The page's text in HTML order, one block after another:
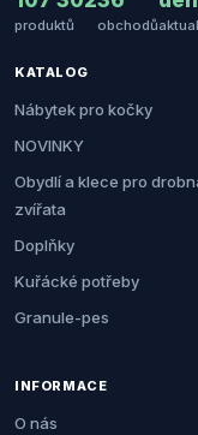
produktů obchodů
KATALOG
Nábytek pro kočky
NOVINKY
Obydlí a klece pro
zvířata
Doplňky
Kuřácké potřeby
Granule-pes
INFORMACE
O nás